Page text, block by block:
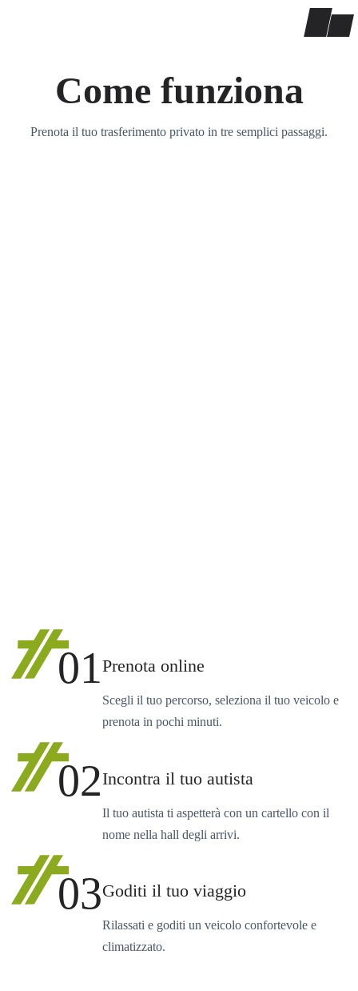
Come funziona
Prenota il tuo trasferimento privato in tre semplici passaggi.
01Prenota online
Scegli il tuo percorso, seleziona il tuo veicolo e
prenota in pochi minuti.
02Incontra il tuo autista
Il tuo autista ti aspetterà con un cartello con il
nome nella hall degli arrivi.
03Goditi il tuo viaggio
Rilassati e goditi un veicolo confortevole e
climatizzato.